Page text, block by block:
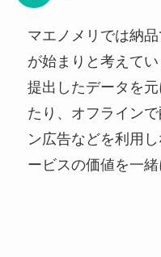
マエノメリでは納
が始まりと考えてい
提出したデータを
たり、オフライン
ン広告などを利用
ービスの価値を一緒